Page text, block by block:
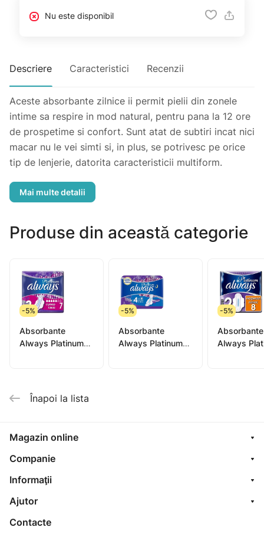
Nu este disponibil
Descriere Caracteristici Recenzii
Aceste absorbante zilnice ii permit pielii din zonele
intime sa respire in mod natural, pentru pana la 12 ore
de prospetime si confort. Sunt atat de subtiri incat nici
macar nu le vei simti si, in plus, se potrivesc pe orice
tip de lenjerie, datorita caracteristicii multiform.
Produse din această categorie
-5%
Absorbante
Always Platinum
-5%
Absorbante
Always Platinum
-5%
Absorbante
Always
Înapoi la lista
Magazin online
Companie
Informaţii
Ajutor
Contacte